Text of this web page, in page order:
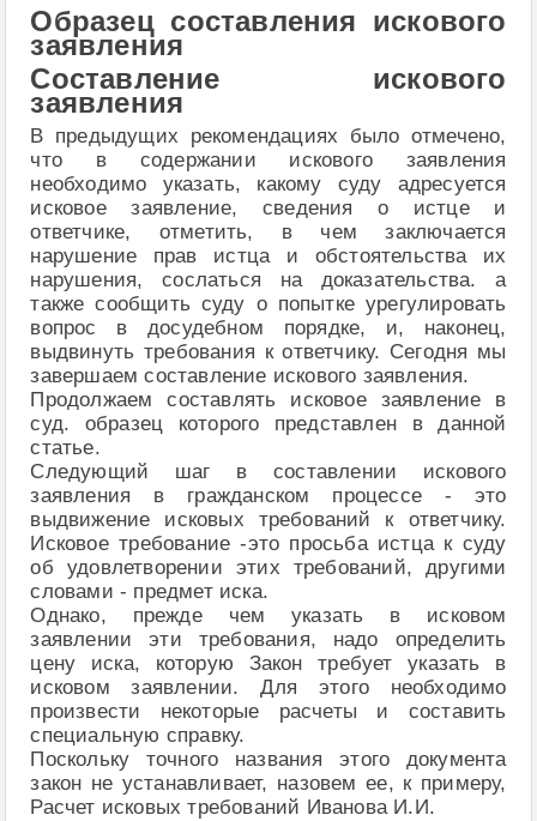
Образец составления искового
заявления
Составление искового
заявления
В предыдущих рекомендациях было отмечено,
что в содержании искового заявления
необходимо указать, какому суду адресуется
исковое заявление, сведения о истце и
ответчике, отметить, в чем заключается
нарушение прав истца и обстоятельства их
нарушения, сослаться на доказательства. а
также сообщить суду о попытке урегулировать
вопрос в досудебном порядке, и, наконец,
выдвинуть требования к ответчику. Сегодня мы
завершаем составление искового заявления.
Продолжаем составлять исковое заявление в
суд. образец которого представлен в данной
статье.
Следующий шаг в составлении искового
заявления в гражданском процессе - это
выдвижение исковых требований к ответчику.
Исковое требование -это просьба истца к суду
об удовлетворении этих требований, другими
словами - предмет иска.
Однако, прежде чем указать в исковом
заявлении эти требования, надо определить
цену иска, которую Закон требует указать в
исковом заявлении. Для этого необходимо
произвести некоторые расчеты и составить
специальную справку.
Поскольку точного названия этого документа
закон не устанавливает, назовем ее, к примеру,
Расчет исковых требований Иванова И.И.